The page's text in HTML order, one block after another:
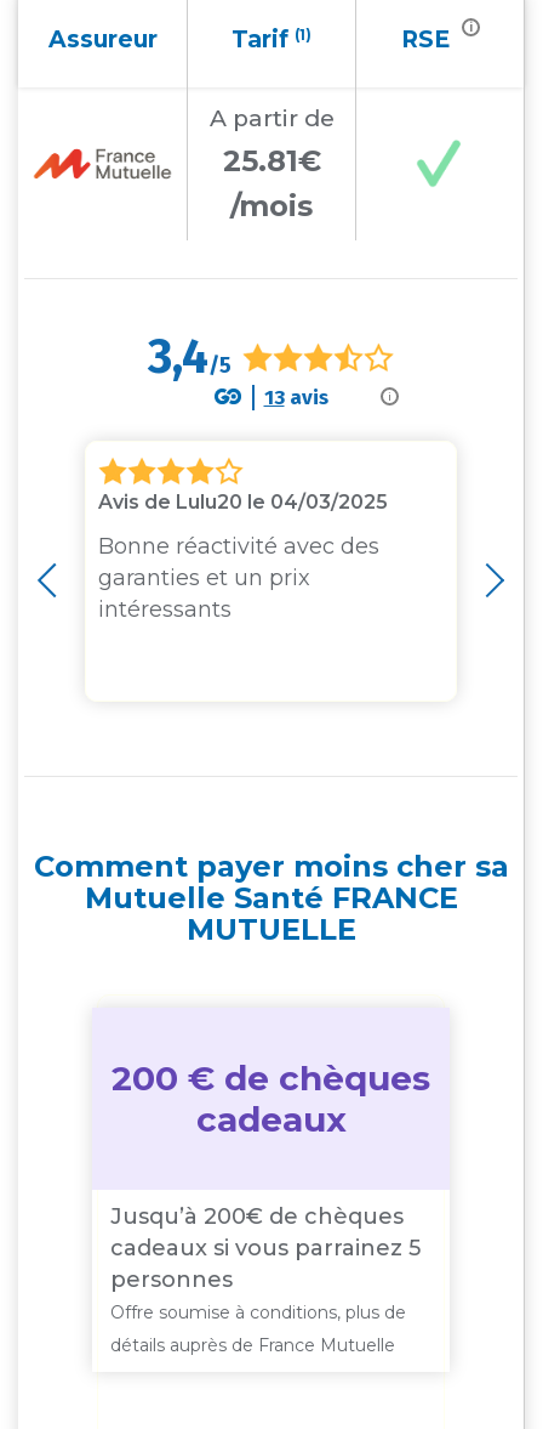
Assureur Tarif (1) RSE i
A partir de
25.81€
/mois
i
3,4/5
13avis
Avis de Lulu20 le 04/03/2025
Bonne réactivité avec des
garanties et un prix
intéressants
Comment payer moins cher sa
Mutuelle Santé FRANCE
MUTUELLE
200 € de chèques
cadeaux
Jusqu’à 200€ de chèques
cadeaux si vous parrainez 5
personnes
Offre soumise à conditions, plus de
détails auprès de France Mutuelle